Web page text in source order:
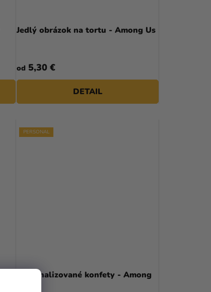
Jedlý obrázok na tortu - Among Us
od 5,30 €
DETAIL
PERSONAL
Personalizované konfety - Among